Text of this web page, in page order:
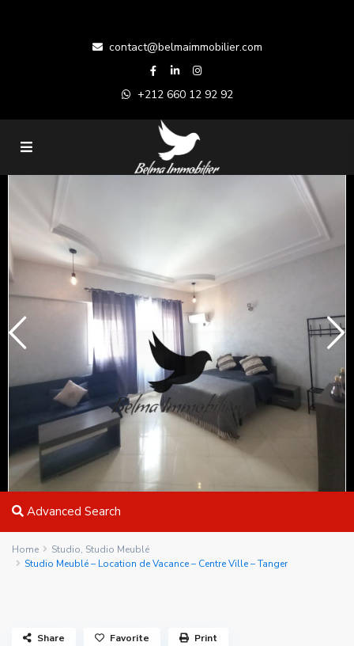
contact@belmaimmobilier.com
+212 660 12 92 92
Advanced Search
Home Studio, Studio Meublé
Studio Meublé – Location de Vacance – Centre Ville – Tanger
Share Favorite Print